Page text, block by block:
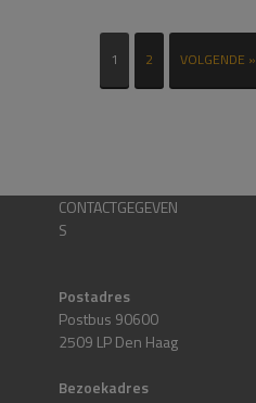
1 2 VOLGENDE »
CONTACTGEGEVEN
S
Postadres
Postbus 90600
2509 LP Den Haag
Bezoekadres